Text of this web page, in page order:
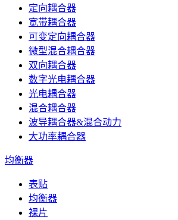
定向耦合器
宽带耦合器
可变定向耦合器
微型混合耦合器
双向耦合器
数字光电耦合器
光电耦合器
混合耦合器
波导耦合器&混合动力
大功率耦合器
均衡器
表贴
均衡器
裸片